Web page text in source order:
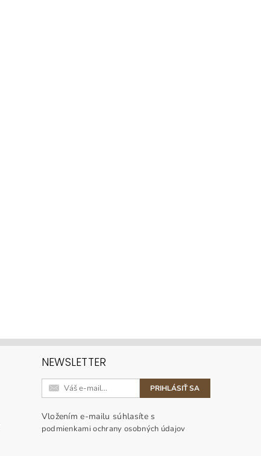
NEWSLETTER
Vložením e-mailu súhlasíte s
podmienkami ochrany osobných údajov